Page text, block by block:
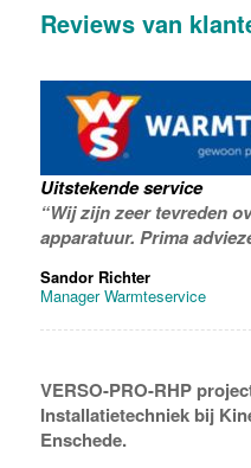
Reviews van
Uitstekende service
“Wij zijn zeer tevreden
apparatuur. Prima
Sandor Richter
Manager Warmteservice
VERSO-PRO-RHP
Installatietechniek bij
Enschede.